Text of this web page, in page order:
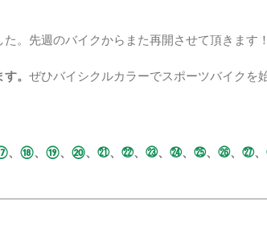
。先週のバイクからまた再開させて頂きます
。 ぜひバイシクルカラーでスポーツバイクを
、 ⑱、 ⑲、 ⑳、 ㉑、 ㉒、 ㉓、 ㉔、 ㉕、 ㉖、 ㉗、